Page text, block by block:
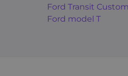
Ford Transit Custom
Ford model T